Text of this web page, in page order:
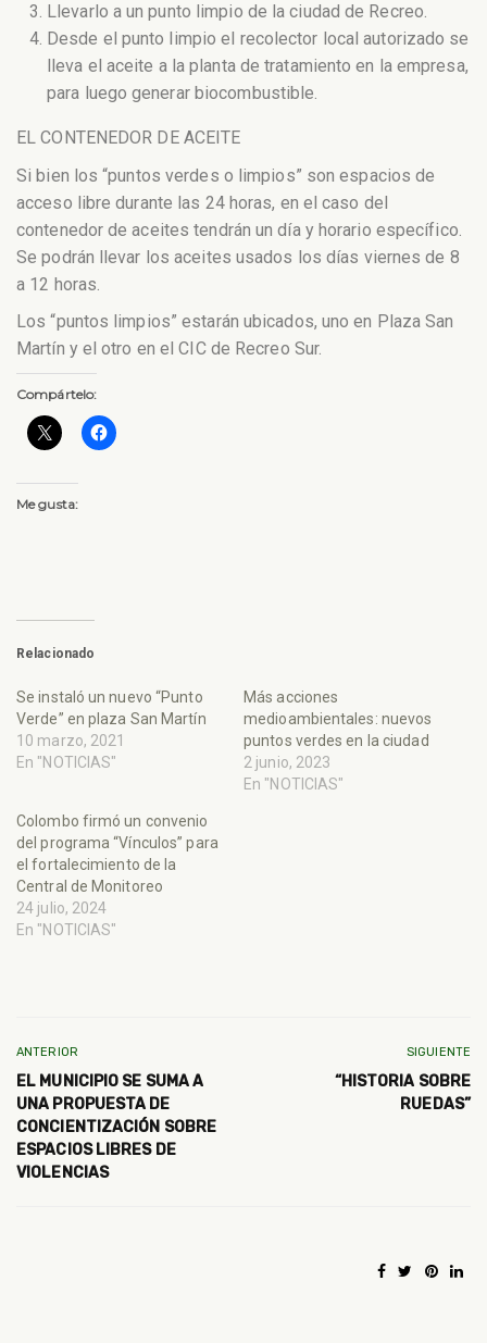
Llevarlo a un punto limpio de la ciudad de Recreo.
Desde el punto limpio el recolector local autorizado se
lleva el aceite a la planta de tratamiento en la empresa,
para luego generar biocombustible.
EL CONTENEDOR DE ACEITE
Si bien los “puntos verdes o limpios” son espacios de
acceso libre durante las 24 horas, en el caso del
contenedor de aceites tendrán un día y horario específico.
Se podrán llevar los aceites usados los días viernes de 8
a 12 horas.
Los “puntos limpios” estarán ubicados, uno en Plaza San
Martín y el otro en el CIC de Recreo Sur.
Compártelo:
Me gusta:
Relacionado
Se instaló un nuevo “Punto
Verde” en plaza San Martín
10 marzo, 2021
En "NOTICIAS"
Más acciones
medioambientales: nuevos
puntos verdes en la ciudad
2 junio, 2023
En "NOTICIAS"
Colombo firmó un convenio
del programa “Vínculos” para
el fortalecimiento de la
Central de Monitoreo
24 julio, 2024
En "NOTICIAS"
ANTERIOR
EL MUNICIPIO SE SUMA A
UNA PROPUESTA DE
CONCIENTIZACIÓN SOBRE
ESPACIOS LIBRES DE
VIOLENCIAS
SIGUIENTE
“HISTORIA SOBRE
RUEDAS”